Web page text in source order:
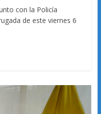
con la Policía
de este viernes 6